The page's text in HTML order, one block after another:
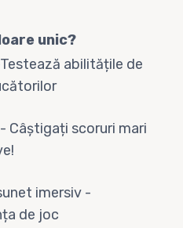
unic?
abilitățile de
Câștigați scoruri mari
imersiv -
de joc